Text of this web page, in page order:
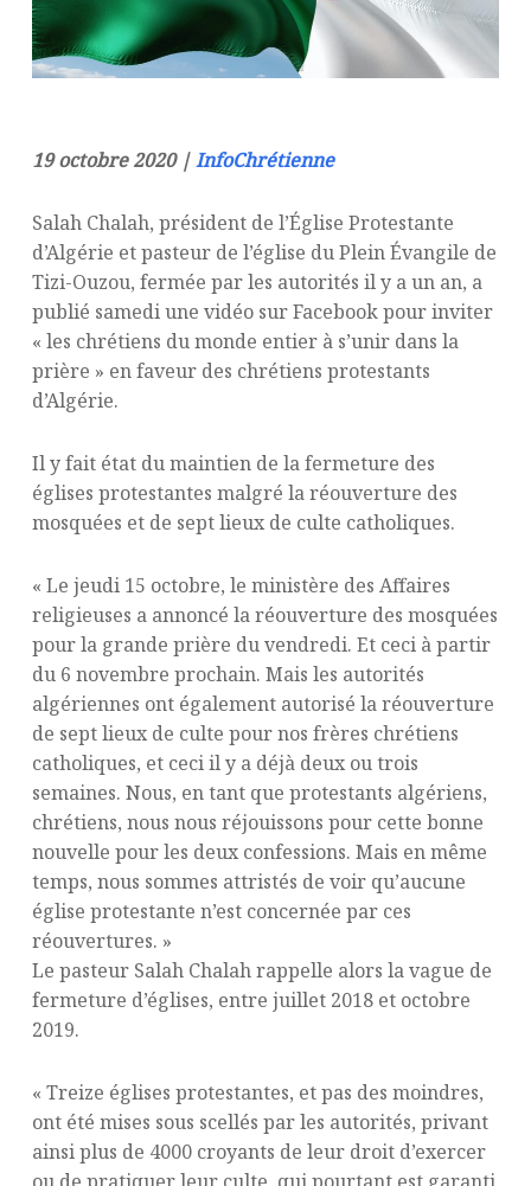
19 octobre 2020 |InfoChrétienne
Salah Chalah, président de l’Église Protestante
d’Algérie et pasteur de l’église du Plein Évangile de
Tizi-Ouzou, fermée par les autorités il y a un an, a
publié samedi une vidéo sur Facebook pour inviter
« les chrétiens du monde entier à s’unir dans la
prière » en faveur des chrétiens protestants
d’Algérie.
Il y fait état du maintien de la fermeture des
églises protestantes malgré la réouverture des
mosquées et de sept lieux de culte catholiques.
« Le jeudi 15 octobre, le ministère des Affaires
religieuses a annoncé la réouverture des mosquées
pour la grande prière du vendredi. Et ceci à partir
du 6 novembre prochain. Mais les autorités
algériennes ont également autorisé la réouverture
de sept lieux de culte pour nos frères chrétiens
catholiques, et ceci il y a déjà deux ou trois
semaines. Nous, en tant que protestants algériens,
chrétiens, nous nous réjouissons pour cette bonne
nouvelle pour les deux confessions. Mais en même
temps, nous sommes attristés de voir qu’aucune
église protestante n’est concernée par ces
réouvertures. »
Le pasteur Salah Chalah rappelle alors la vague de
fermeture d’églises, entre juillet 2018 et octobre
2019.
« Treize églises protestantes, et pas des moindres,
ont été mises sous scellés par les autorités, privant
ainsi plus de 4000 croyants de leur droit d’exercer